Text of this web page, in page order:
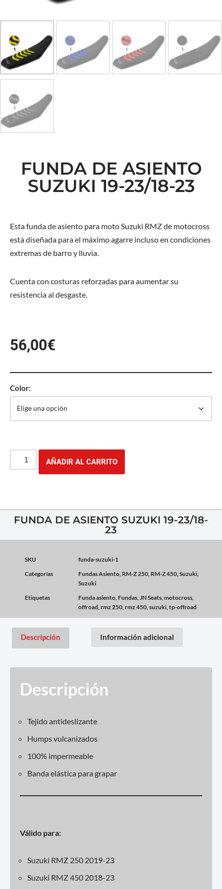
FUNDA DE ASIENTO
SUZUKI 19-23/18-23
Esta funda de asiento para moto Suzuki RMZ de motocross
está diseñada para el máximo agarre incluso en condiciones
extremas de barro y lluvia.
Cuenta con costuras reforzadas para aumentar su
resistencia al desgaste.
56,00€
Color:
AÑADIR AL CARRITO
FUNDA DE ASIENTO SUZUKI 19-23/18-
23
SKU
funda-suzuki-1
Categorías
Fundas Asiento RM-Z 250 RM-Z 450 Suzuki
Suzuki
Etiquetas
Funda asiento Fundas JN Seats motocross
offroad rmz 250 rmz 450 suzuki tp-offroad
Descripción Información adicional
Descripción
Tejido antideslizante
Humps vulcanizados
100% impermeable
Banda elástica para grapar
Válido para:
Suzuki RMZ 250 2019-23
Suzuki RMZ 450 2018-23